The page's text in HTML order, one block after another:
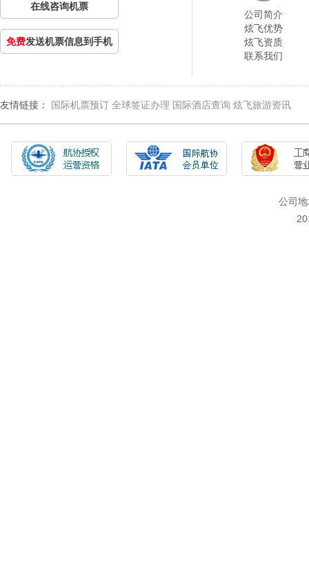
在线咨询机票
免费发送机票信息到手机
公司简介
炫飞优势
炫飞资质
联系我们
友情链接： 国际机票预订 全球签证办理 国际酒店查询 炫飞旅游资讯
公司